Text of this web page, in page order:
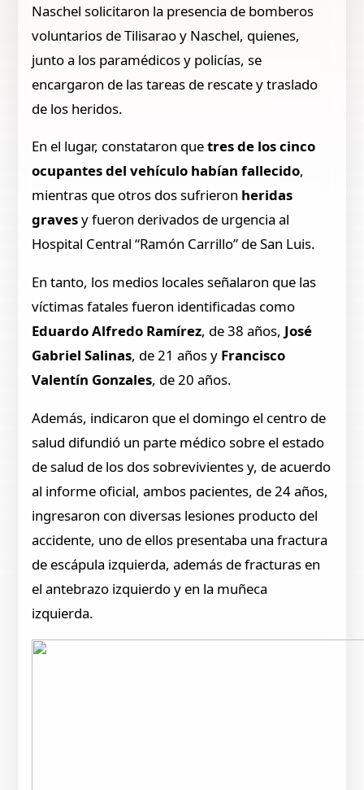
Naschel solicitaron la presencia de bomberos
voluntarios de Tilisarao y Naschel, quienes,
junto a los paramédicos y policías, se
encargaron de las tareas de rescate y traslado
de los heridos.
En el lugar, constataron quetres de los cinco
ocupantes del vehículo habían fallecido,
mientras que otros dos sufrieron heridas
gravesy fueron derivados de urgencia al
Hospital Central “Ramón Carrillo” de San Luis.
En tanto, los medios locales señalaron que las
víctimas fatales fueron identificadas como
Eduardo Alfredo Ramírez, de 38 años, José
Gabriel Salinas, de 21 años y Francisco
Valentín Gonzales, de 20 años.
Además, indicaron que el domingo el centro de
salud difundió un parte médico sobre el estado
de salud de los dos sobrevivientes y, de acuerdo
al informe oficial, ambos pacientes, de 24 años,
ingresaron con diversas lesiones producto del
accidente, uno de ellos presentaba una fractura
de escápula izquierda, además de fracturas en
el antebrazo izquierdo y en la muñeca
izquierda.